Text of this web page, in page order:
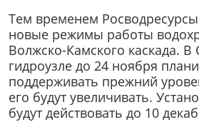
Тем временем Росводресурсы
новые режимы работы
Волжско-Камского каскада. В
гидроузле до 24 ноября
поддерживать прежний
его будут увеличивать.
будут действовать до 10